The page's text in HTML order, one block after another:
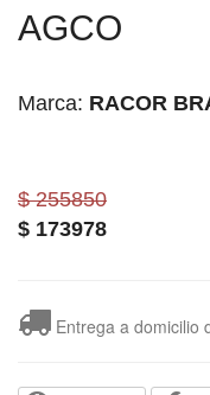
AGCO
Marca: RACOR
$ 255850
$ 173978
Entrega a domicilio